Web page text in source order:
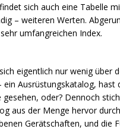
sich auch eine Tabelle
– weiteren Werten.
umfangreichen Index.
eigentlich nur wenig über
ein Ausrüstungskatalog, hast
oder? Dennoch
aus der Menge hervor
Gerätschaften, und die